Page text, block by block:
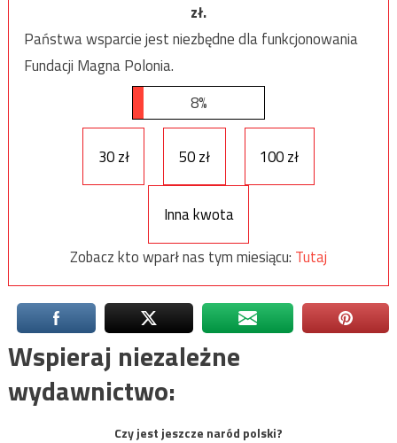
zł.
Państwa wsparcie jest niezbędne dla funkcjonowania
Fundacji Magna Polonia.
8%
30 zł 50 zł 100 zł
Inna kwota
Zobacz kto wparł nas tym miesiącu: Tutaj
Wspieraj niezależne
wydawnictwo:
Czy jest jeszcze naród polski?